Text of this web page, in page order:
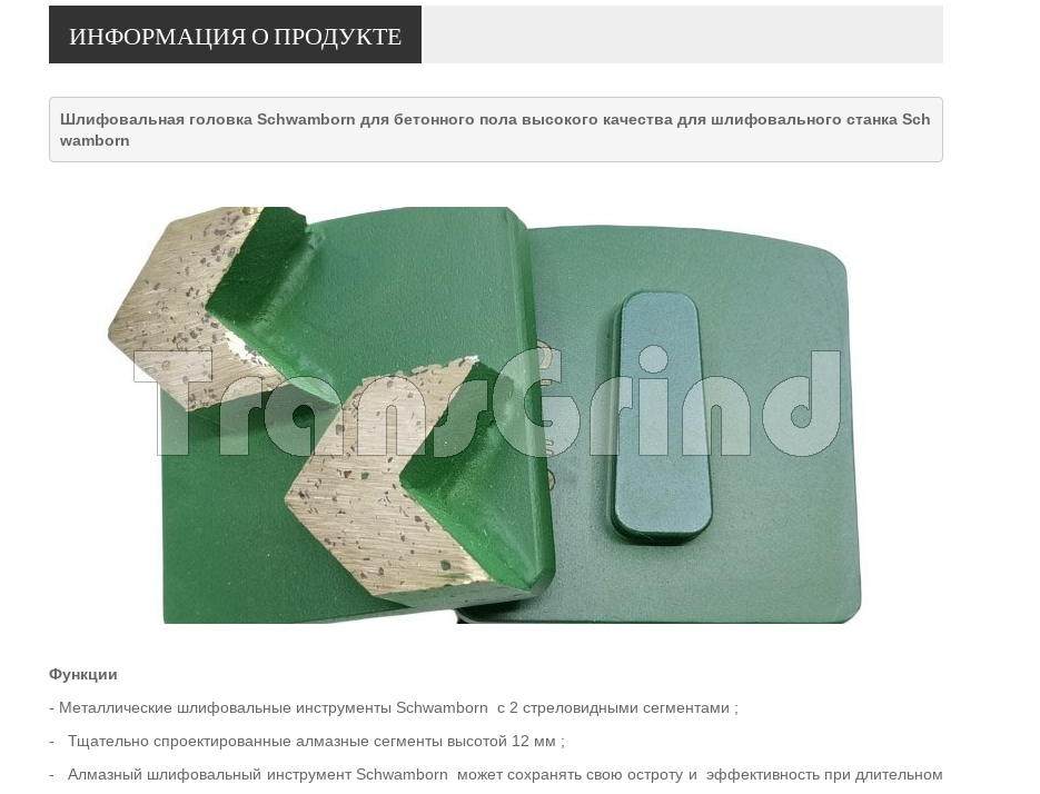
ИНФОРМАЦИЯ О ПРОДУКТЕ
Шлифовальная головка Schwamborn для бетонного пола высокого качества для шлифовального станка Sch
wamborn
Функции
- Металлические шлифовальные инструменты Schwamborn с 2 стреловидными сегментами ;
- Тщательно спроектированные алмазные сегменты высотой 12 мм ;
-Алмазный шлифовальный инструмент Schwamborn можетсохранять свою остроту и эффективность при длительном